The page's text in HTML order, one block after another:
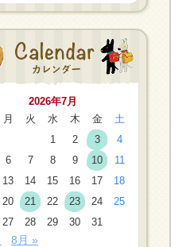
2026年7月
月 火 水 木 金
土
1
2 3
4
6 7 8 9 10
11
13 14 15 16 17
18
20 21 22 23 24
25
27 28 29 30 31
8月 »